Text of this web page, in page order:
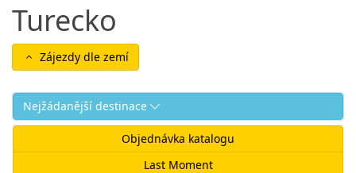
Turecko
Zájezdy dle zemí
Nejžádanější destinace
Objednávka katalogu
Last Moment